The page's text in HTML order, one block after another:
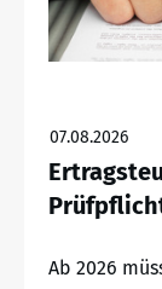
07.08.2026
Ab 2026